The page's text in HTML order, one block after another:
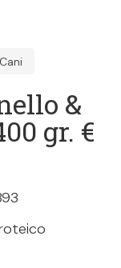
&
gr. €